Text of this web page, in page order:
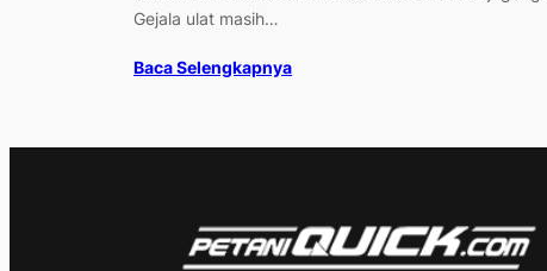
Gejala ulat masih…
Baca Selengkapnya